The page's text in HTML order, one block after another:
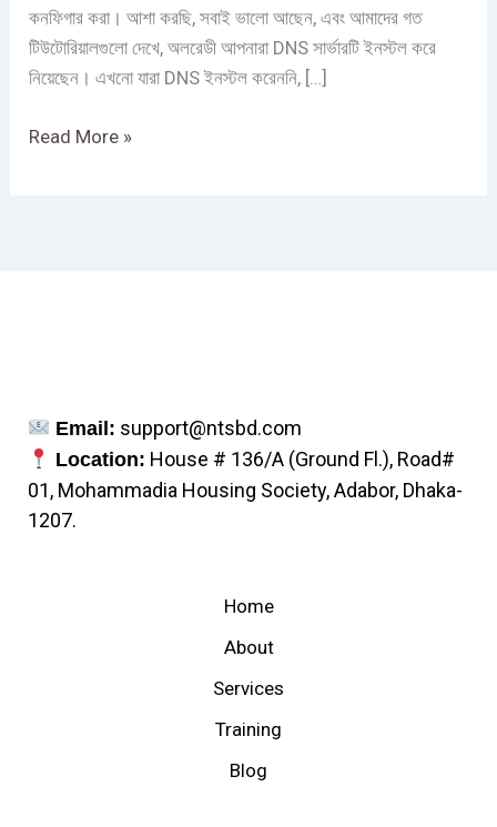
কনফিগার করা। আশা করছি, সবাই ভালো আছেন, এবং আমাদের গত
টিউটোরিয়ালগুলো দেখে, অলরেডী আপনারা DNS সার্ভারটি ইনস্টল করে
নিয়েছেন। এখনো যারা DNS ইনস্টল করেননি, […]
Read More »
Email: support@ntsbd.com
Location: House # 136/A (Ground Fl.), Road#
01, Mohammadia Housing Society, Adabor, Dhaka-
1207.
Home
About
Services
Training
Blog